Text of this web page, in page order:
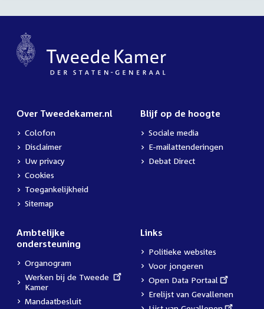
Over Tweedekamer.nl
Colofon
Disclaimer
Uw privacy
Cookies
Toegankelijkheid
Sitemap
Blijf op de hoogte
Sociale media
E-mailattenderingen
Debat Direct
Ambtelijke
ondersteuning
Organogram
External
link:
Werken bij de Tweede
Kamer
Mandaatbesluit
Links
Politieke websites
Voor jongeren
External
link:
Open Data Portaal
Erelijst van Gevallenen